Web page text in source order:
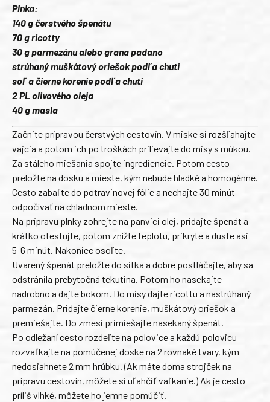
Plnka:
140 g čerstvého špenátu
70 g ricotty
30 g parmezánu alebo grana padano
strúhaný muškátový oriešok podľa chuti
soľ a čierne korenie podľa chuti
2 PL olivového oleja
40 g masla
Začnite prípravou čerstvých cestovín. V miske si rozšľahajte
vajcia a potom ich po troškách prilievajte do misy s múkou.
Za stáleho miešania spojte ingrediencie. Potom cesto
preložte na dosku a mieste, kým nebude hladké a homogénne.
Cesto zabaľte do potravinovej fólie a nechajte 30 minút
odpočívať na chladnom mieste.
Na prípravu plnky zohrejte na panvici olej, pridajte špenát a
krátko otestujte, potom znížte teplotu, prikryte a duste asi
5-6 minút. Nakoniec osoľte.
Uvarený špenát preložte do sitka a dobre postláčajte, aby sa
odstránila prebytočná tekutina. Potom ho nasekajte
nadrobno a dajte bokom. Do misy dajte ricottu a nastrúhaný
parmezán. Pridajte čierne korenie, muškátový oriešok a
premiešajte. Do zmesi primiešajte nasekaný špenát.
Po odležaní cesto rozdeľte na polovice a každú polovicu
rozvaľkajte na pomúčenej doske na 2 rovnaké tvary, kým
nedosiahnete 2 mm hrúbku. (Ak máte doma strojček na
prípravu cestovín, môžete si uľahčiť vaľkanie.) Ak je cesto
príliš vlhké, môžete ho jemne pomúčiť.